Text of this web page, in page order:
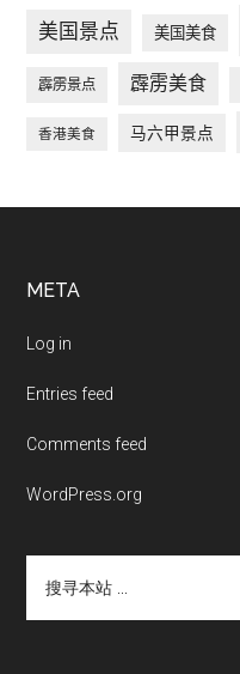
美国景点 美国美食
霹雳景点 霹雳美食
香港美食 马六甲景点
Footer
META
Log in
Entries feed
Comments feed
WordPress.org
本